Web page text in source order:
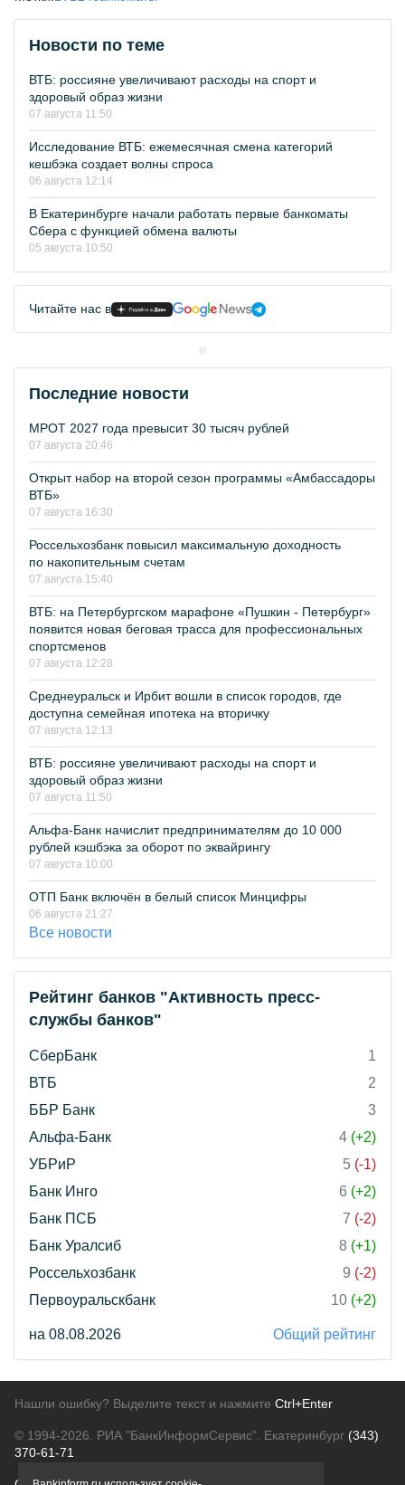
Новости по теме
ВТБ: россияне увеличивают расходы на спорт и
здоровый образ жизни
07 августа 11:50
Исследование ВТБ: ежемесячная смена категорий
кешбэка создает волны спроса
06 августа 12:14
В Екатеринбурге начали работать первые банкоматы
Сбера с функцией обмена валюты
05 августа 10:50
Читайте нас в
Последние новости
МРОТ 2027 года превысит 30 тысяч рублей
07 августа 20:46
Открыт набор на второй сезон программы «Амбассадоры
ВТБ»
07 августа 16:30
Россельхозбанк повысил максимальную доходность
по накопительным счетам
07 августа 15:40
ВТБ: на Петербургском марафоне «Пушкин - Петербург»
появится новая беговая трасса для профессиональных
спортсменов
07 августа 12:28
Среднеуральск и Ирбит вошли в список городов, где
доступна семейная ипотека на вторичку
07 августа 12:13
ВТБ: россияне увеличивают расходы на спорт и
здоровый образ жизни
07 августа 11:50
Альфа-Банк начислит предпринимателям до 10 000
рублей кэшбэка за оборот по эквайрингу
07 августа 10:00
ОТП Банк включён в белый список Минцифры
06 августа 21:27
Все новости
Рейтинг банков "Активность пресс-
службы банков"
СберБанк
1
ВТБ
2
ББР Банк
3
Альфа-Банк
4 (+2)
УБРиР
5 (-1)
Банк Инго
6 (+2)
Банк ПСБ
7 (-2)
Банк Уралсиб
8 (+1)
Россельхозбанк
9 (-2)
Первоуральскбанк
10 (+2)
на 08.08.2026 Общий рейтинг
Нашли ошибку? Выделите текст и нажмите Ctrl+Enter
© 1994-2026. РИА "БанкИнформСервис". Екатеринбург (343)
370-61-71